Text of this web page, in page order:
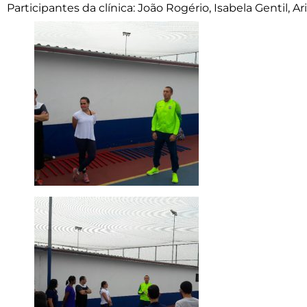
Participantes da clínica: João Rogério, Isabela Gentil,